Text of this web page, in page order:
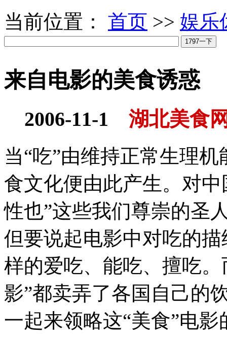
当前位置： 首页 >> 娱乐
来自电影的美食诱惑
2006-11-1 湖北美食
当“吃”由维持正常生理
食文化便由此产生。对
性也”这些我们尊崇的圣
但要说起电影中对吃的
样的爱吃、能吃、擅吃
影”都卖弄了各国自己的
一起来领略这“美食”电